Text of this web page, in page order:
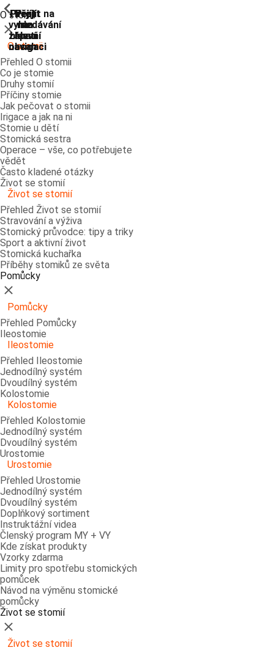
Přejít na
vyhledávání
Přejít
na
hlavní
navigaci
Přejít
na
hlavní
navigaci
Přejít
na
hlavní
obsah
Přejít
na
zápatí
O stomii
ShowPrevious
Zavřít
O stomii
Přehled O stomii
Co je stomie
Druhy stomií
Příčiny stomie
Jak pečovat o stomii
Irigace a jak na ni
Stomie u dětí
Stomická sestra
Operace – vše, co potřebujete
vědět
Často kladené otázky
Život se stomií
ShowPrevious
Život se stomií
Přehled Život se stomií
Stravování a výživa
Stomický průvodce: tipy a triky
Sport a aktivní život
Stomická kuchařka
Příběhy stomiků ze světa
Pomůcky
ShowPrevious
Zavřít
Pomůcky
Přehled Pomůcky
Ileostomie
ShowPrevious
Ileostomie
Přehled Ileostomie
Jednodílný systém
Dvoudílný systém
Kolostomie
ShowPrevious
Kolostomie
Přehled Kolostomie
Jednodílný systém
Dvoudílný systém
Urostomie
ShowPrevious
Urostomie
Přehled Urostomie
Jednodílný systém
Dvoudílný systém
Doplňkový sortiment
Instruktážní videa
Členský program MY + VY
Kde získat produkty
Vzorky zdarma
Limity pro spotřebu stomických
pomůcek
Návod na výměnu stomické
pomůcky
Život se stomií
ShowPrevious
Zavřít
Život se stomií
ShowPrevious